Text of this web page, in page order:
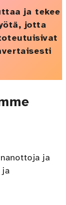
ja tekee
jotta
ja
ja